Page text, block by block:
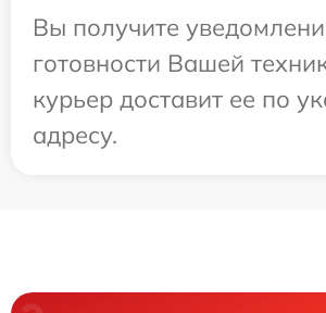
Вы получите
готовности Вашей
курьер доставит ее по
адресу.